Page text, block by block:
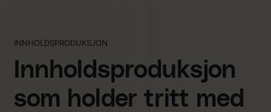
INNHOLDSPRODUKSJON
Innholdsproduksjon
som holder tritt med